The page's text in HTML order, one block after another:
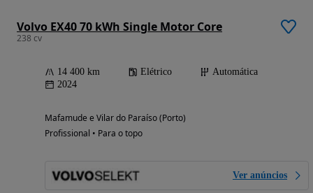
Volvo EX40 70 kWh Single Motor Core
238 cv
14 400 km Elétrico
Automática
2024
Mafamude e Vilar do Paraíso (Porto)
Profissional • Para o topo
Ver anúncios